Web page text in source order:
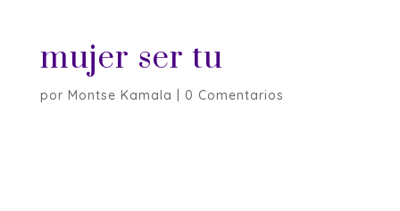
mujer ser tu
por Montse Kamala 0 Comentarios